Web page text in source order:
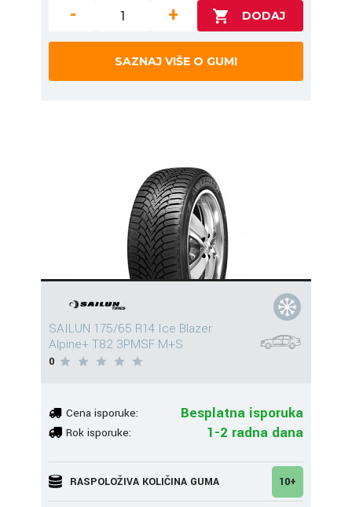
- +
SAZNAJ VIŠE O GUMI
SAILUN 175/65 R14 Ice Blazer
Alpine+ T82 3PMSF M+S
0
Cena isporuke: Besplatna isporuka
Rok isporuke: 1-2 radna dana
RASPOLOŽIVA KOLIČINA GUMA 10+